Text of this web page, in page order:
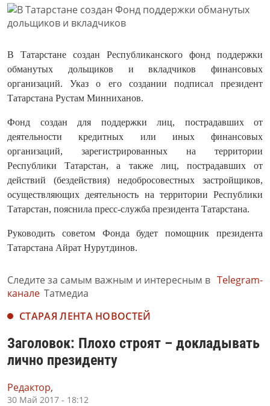
В Татарстане создан Республиканского фонд поддержки
обманутых дольщиков и вкладчиков финансовых
организаций. Указ о его создании подписал президент
Татарстана Рустам Минниханов.
Фонд создан для поддержки лиц, пострадавших от
деятельности кредитных или иных финансовых
организаций, зарегистрированных на территории
Республики Татарстан, а также лиц, пострадавших от
действий (бездействия) недобросовестных застройщиков,
осуществляющих деятельность на территории Республики
Татарстан, пояснила пресс-служба президента Татарстана.
Руководить советом Фонда будет помощник президента
Татарстана Айрат Нурутдинов.
Следите за самым важным и интересным в Telegram-
канале Татмедиа
СТАРАЯ ЛЕНТА НОВОСТЕЙ
Заголовок: Плохо строят – докладывать
лично президенту
Редактор,
30 Май 2017 - 18:12